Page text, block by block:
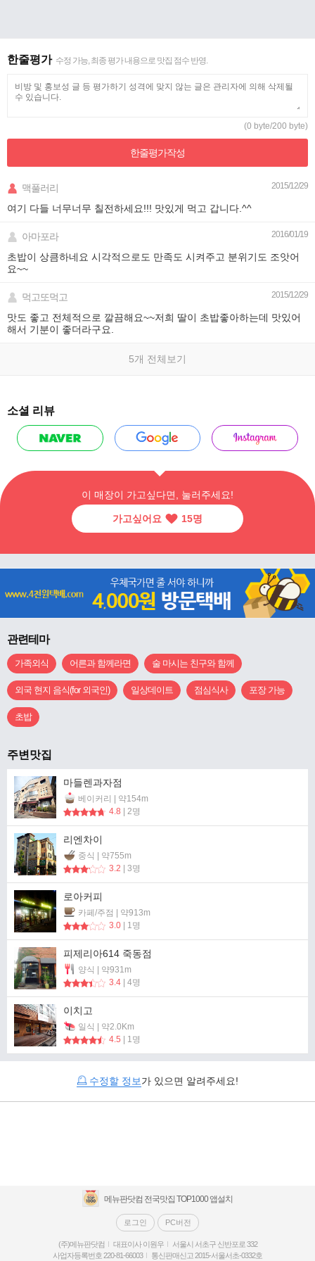
한줄평가 수정 가능, 최종 평가 내용으로 맛집 점수 반영.
(0 byte/200 byte)
한줄평가작성
맥풀러리 2015/12/29
여기 다들 너무너무 칠전하세요!!! 맛있게 먹고 갑니다.^^
아마포라 2016/01/19
초밥이 상큼하네요 시각적으로도 만족도 시켜주고 분위기도 조앗어
요~~
먹고또먹고 2015/12/29
맛도 좋고 전체적으로 깔끔해요~~저희 딸이 초밥좋아하는데 맛있어
해서 기분이 좋더라구요.
5개 전체보기
소셜 리뷰
이 매장이 가고싶다면, 눌러주세요!
가고싶어요 15명
관련테마
가족외식 어른과 함께라면 술 마시는 친구와 함께
외국 현지 음식(for 외국인) 일상데이트 점심식사 포장 가능
초밥
주변맛집
마들렌과자점
베이커리 | 약154m
4.8 | 2명
리엔차이
중식 | 약755m
3.2 | 3명
로아커피
카페/주점 | 약913m
3.0 | 1명
피제리아614 죽동점
양식 | 약931m
3.4 | 4명
이치고
일식 | 약2.0Km
4.5 | 1명
수정할 정보가 있으면 알려주세요!
메뉴판닷컴 전국맛집 TOP1000 앱설치
로그인 PC버전
(주)메뉴판닷컴 대표이사 이원우
서울시 서초구 신반포로 332
사업자등록번호 220-81-66003
통신판매신고 2015-서울서초-0332호